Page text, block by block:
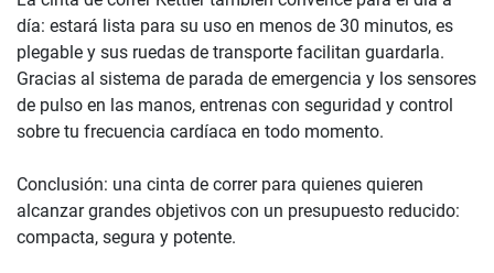
día: estará lista para su uso en menos de 30 minutos, es
plegable y sus ruedas de transporte facilitan guardarla.
Gracias al sistema de parada de emergencia y los sensores
de pulso en las manos, entrenas con seguridad y control
sobre tu frecuencia cardíaca en todo momento.
Conclusión: una cinta de correr para quienes quieren
alcanzar grandes objetivos con un presupuesto reducido:
compacta, segura y potente.